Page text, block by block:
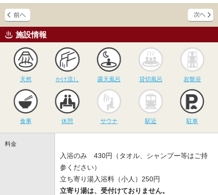
施設情報
天然
かけ流し
かけ流し
露天風呂
露天風呂
貸切風呂
貸切風呂 岩盤浴
食事 休憩
サウナ
サウナ 駅近 駐車
料金
入浴のみ 430円（タオル、シャンプー等はご持
参ください）
立ち寄り湯入浴料（小人）250円
立寄り湯は、受付けておりません。